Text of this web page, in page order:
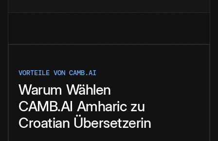
VORTEILE VON CAMB.AI
Warum Wählen
CAMB.AI Amharic zu
Croatian Übersetzerin